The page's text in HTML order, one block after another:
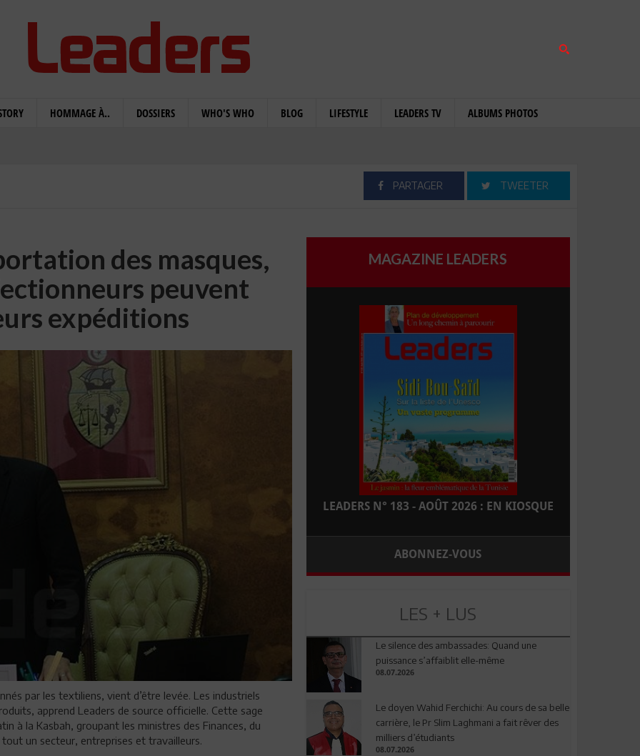
HOMMAGE À.. DOSSIERS WHO'S WHO BLOG LIFESTYLE LEADERS TV ALBUMS PHOTOS
PARTAGER TWEETER
des masques,
peuvent
expéditions
par les textiliens, vient d’être levée. Les industriels
apprend Leaders de source officielle. Cette sage
à la Kasbah, groupant les ministres des Finances, du
tout un secteur, entreprises et travailleurs.
MAGAZINE LEADERS
LEADERS N° 183 - AOÛT 2026 : EN KIOSQUE
ABONNEZ-VOUS
LES + LUS
Le silence des ambassades: Quand une
puissance s’affaiblit elle-même
08.07.2026
Le doyen Wahid Ferchichi: Au cours de sa belle
carrière, le Pr Slim Laghmani a fait rêver des
milliers d’étudiants
08.07.2026